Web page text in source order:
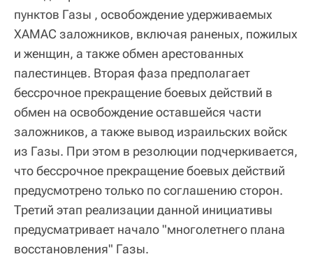
пунктов Газы , освобождение удерживаемых
ХАМАС заложников, включая раненых, пожилых
и женщин, а также обмен арестованных
палестинцев. Вторая фаза предполагает
бессрочное прекращение боевых действий в
обмен на освобождение оставшейся части
заложников, а также вывод израильских войск
из Газы. При этом в резолюции подчеркивается,
что бессрочное прекращение боевых действий
предусмотрено только по соглашению сторон.
Третий этап реализации данной инициативы
предусматривает начало "многолетнего плана
восстановления" Газы.